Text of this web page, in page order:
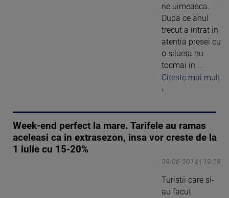
ne uimeasca.
Dupa ce anul
trecut a intrat in
atentia presei cu
o silueta nu
tocmai in ...
Citeste mai mult
›
Week-end perfect la mare. Tarifele au ramas
aceleasi ca in extrasezon, insa vor creste de la
1 iulie cu 15-20%
29-06-2014 | 19:28
Turistii care si-
au facut